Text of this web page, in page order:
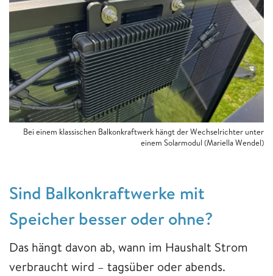
Bei einem klassischen Balkonkraftwerk hängt der Wechselrichter unter
einem Solarmodul (Mariella Wendel)
Sind Balkonkraftwerke mit
Speicher besser oder ohne?
Das hängt davon ab, wann im Haushalt Strom
verbraucht wird – tagsüber oder abends.